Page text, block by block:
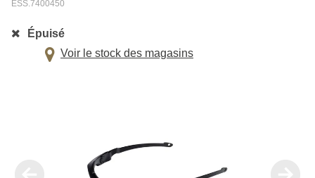
ESS.7400450
Épuisé
Voir le stock des magasins